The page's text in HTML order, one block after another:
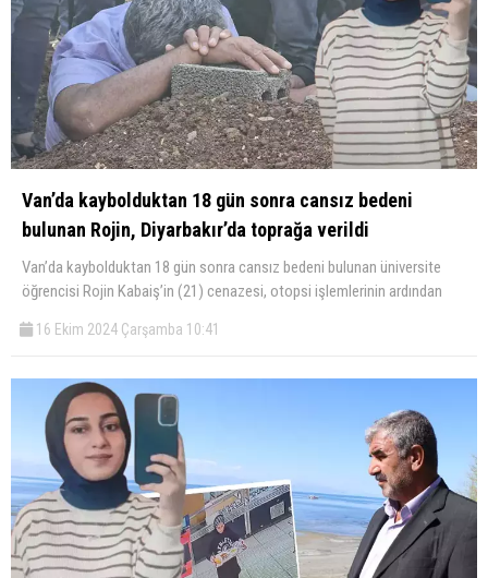
Van’da kaybolduktan 18 gün sonra cansız bedeni
bulunan Rojin, Diyarbakır’da toprağa verildi
Van’da kaybolduktan 18 gün sonra cansız bedeni bulunan üniversite
öğrencisi Rojin Kabaiş’in (21) cenazesi, otopsi işlemlerinin ardından
16 Ekim 2024 Çarşamba 10:41